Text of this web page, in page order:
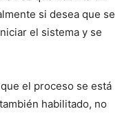
si desea que se
el sistema y se
el proceso se está
habilitado, no